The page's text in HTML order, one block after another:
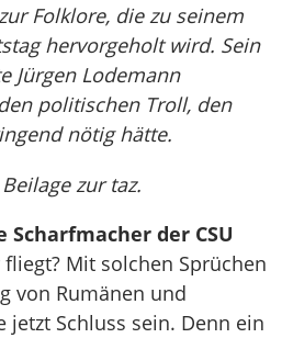
Folklore, die zu seinem
hervorgeholt wird. Sein
Jürgen Lodemann
politischen Troll, den
nötig hätte.
zur taz.
der CSU
Mit solchen Sprüchen
von Rumänen und
jetzt Schluss sein. Denn ein